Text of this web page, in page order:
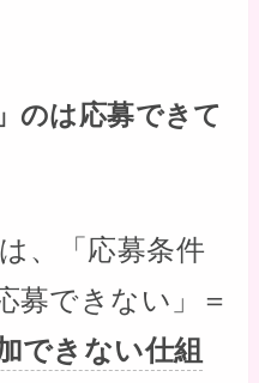
のは応募できて
、「応募条件
募できない」＝
できない仕組